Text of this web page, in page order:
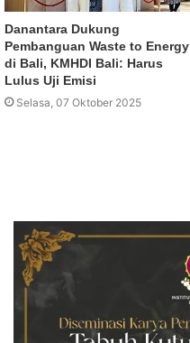
Danantara Dukung
Pembanguan Waste to Energy
di Bali, KMHDI Bali: Harus
Lulus Uji Emisi
Selasa, 07 Oktober 2025